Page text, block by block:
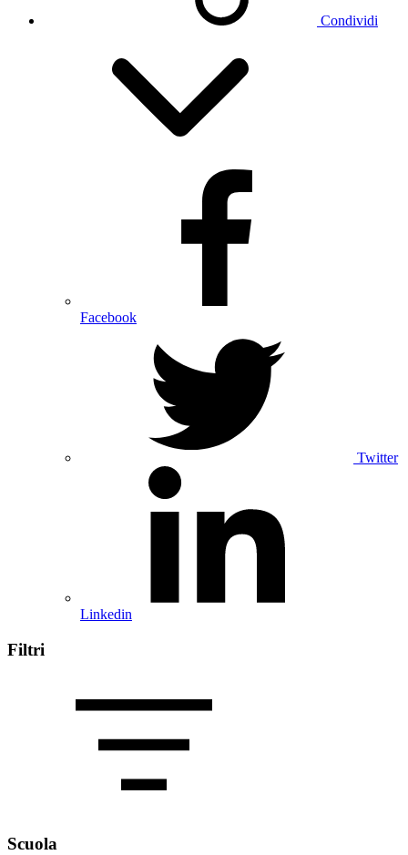
Condividi
Facebook
Twitter
Linkedin
Filtri
Scuola